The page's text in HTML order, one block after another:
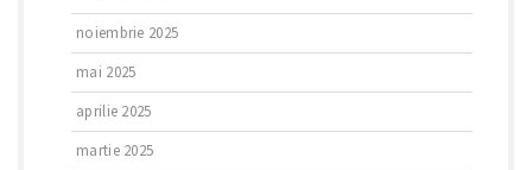
noiembrie 2025
mai 2025
aprilie 2025
martie 2025